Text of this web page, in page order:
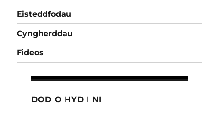
Eisteddfodau
Cyngherddau
Fideos
DOD O HYD I NI